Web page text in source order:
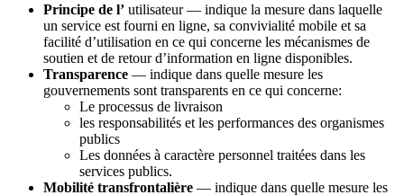
Principe de l’ utilisateur — indique la mesure dans laquelle
un service est fourni en ligne, sa convivialité mobile et sa
facilité d’utilisation en ce qui concerne les mécanismes de
soutien et de retour d’information en ligne disponibles.
Transparence — indique dans quelle mesure les
gouvernements sont transparents en ce qui concerne:
Le processus de livraison
les responsabilités et les performances des organismes
publics
Les données à caractère personnel traitées dans les
services publics.
Mobilité transfrontalière — indique dans quelle mesure les